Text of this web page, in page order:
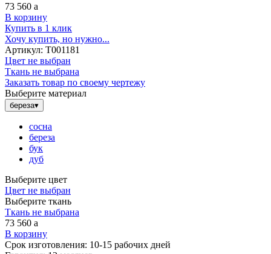
73 560 a
В корзину
Купить в 1 клик
Хочу купить, но нужно...
Артикул: Т001181
Цвет не выбран
Ткань не выбрана
Заказать товар по своему чертежу
Выберите материал
береза▾
сосна
береза
бук
дуб
Выберите цвет
Цвет не выбран
Выберите ткань
Ткань не выбрана
73 560 a
В корзину
Срок изготовления: 10-15 рабочих дней